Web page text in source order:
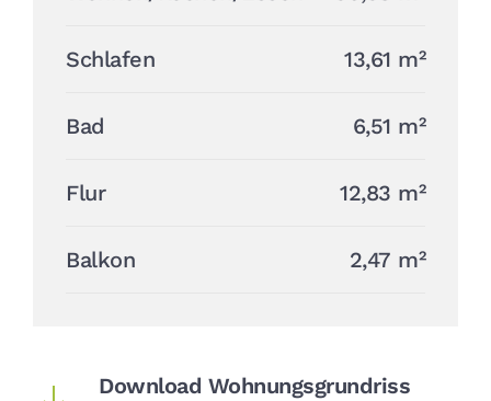
Schlafen 13,61 m²
Bad 6,51 m²
Flur 12,83 m²
Balkon 2,47 m²
Download Wohnungsgrundriss